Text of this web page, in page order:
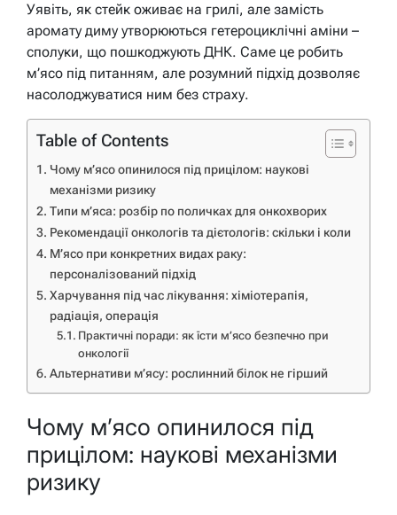
Уявіть, як стейк оживає на грилі, але замість
аромату диму утворюються гетероциклічні аміни –
сполуки, що пошкоджують ДНК. Саме це робить
м’ясо під питанням, але розумний підхід дозволяє
насолоджуватися ним без страху.
Table of Contents
Чому м’ясо опинилося під прицілом: наукові
механізми ризику
Типи м’яса: розбір по поличках для онкохворих
Рекомендації онкологів та дієтологів: скільки і коли
М’ясо при конкретних видах раку:
персоналізований підхід
Харчування під час лікування: хіміотерапія,
радіація, операція
Практичні поради: як їсти м’ясо безпечно при
онкології
Альтернативи м’ясу: рослинний білок не гірший
Чому м’ясо опинилося під
прицілом: наукові механізми
ризику